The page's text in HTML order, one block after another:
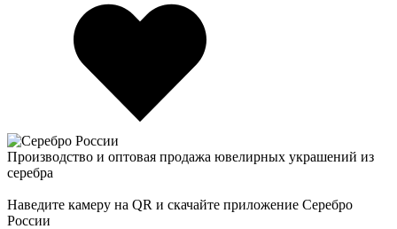
Производство и оптовая продажа ювелирных украшений из
серебра
Наведите камеру на QR и скачайте приложение Серебро
России